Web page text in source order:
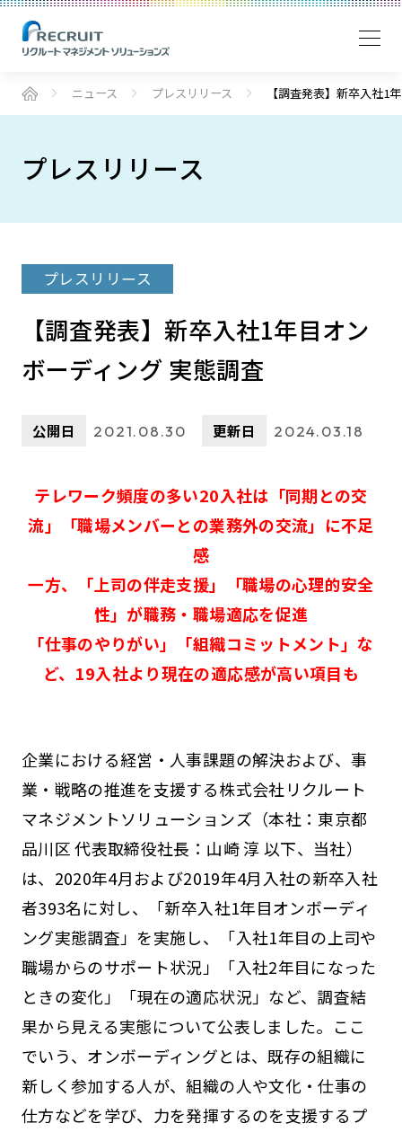
ニュース プレスリリース 【調査発表】新卒入社1
プレスリリース
プレスリリース
【調査発表】新卒入社1年目オン
ボーディング 実態調査
公開日 2021.08.30 更新日 2024.03.18
テレワーク頻度の多い20入社は「同期との交
流」「職場メンバーとの業務外の交流」に不足
感
一方、「上司の伴走支援」「職場の心理的安全
性」が職務・職場適応を促進
「仕事のやりがい」「組織コミットメント」な
ど、19入社より現在の適応感が高い項目も
企業における経営・人事課題の解決および、事
業・戦略の推進を支援する株式会社リクルート
マネジメントソリューションズ（本社：東京都
品川区 代表取締役社長：山崎 淳 以下、当社）
は、2020年4月および2019年4月入社の新卒入社
者393名に対し、「新卒入社1年目オンボーディ
ング実態調査」を実施し、「入社1年目の上司や
職場からのサポート状況」「入社2年目になった
ときの変化」「現在の適応状況」など、調査結
果から見える実態について公表しました。ここ
でいう、オンボーディングとは、既存の組織に
新しく参加する人が、組織の人や文化・仕事の
仕方などを学び、力を発揮するのを支援するプ